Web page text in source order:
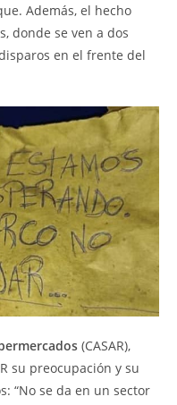
Además, el hecho
donde se ven a dos
en el frente del
(CASAR),
su preocupación y su
“No se da en un sector